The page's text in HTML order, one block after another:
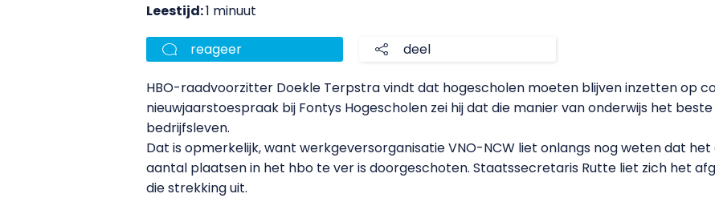
Leestijd:1 minuut
reageer deel
HBO-raadvoorzitter Doekle Terpstra vindt dat hogescholen moeten blijven inzetten op
nieuwjaarstoespraak bij Fontys Hogescholen zei hij dat die manier van onderwijs het
bedrijfsleven.
Dat is opmerkelijk, want werkgeversorganisatie VNO-NCW liet onlangs nog weten dat
aantal plaatsen in het hbo te ver is doorgeschoten. Staatssecretaris Rutte liet zich het
die strekking uit.